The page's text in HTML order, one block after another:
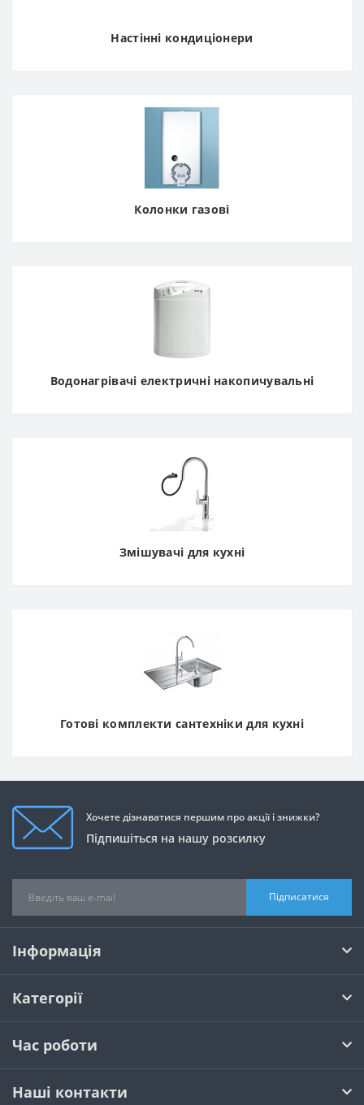
Настінні кондиціонери
Колонки газові
Водонагрівачі електричні накопичувальні
Змішувачі для кухні
Готові комплекти сантехніки для кухні
Хочете дізнаватися першим про акції і знижки?
Підпишіться на нашу розсилку
Підписатися
Інформація
Категорії
Час роботи
Наші контакти